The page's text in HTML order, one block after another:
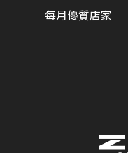
每月優質店家